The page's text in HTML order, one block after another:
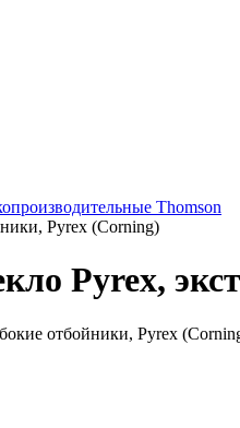
Thomson
Pyrex (Corning)
Pyrex,